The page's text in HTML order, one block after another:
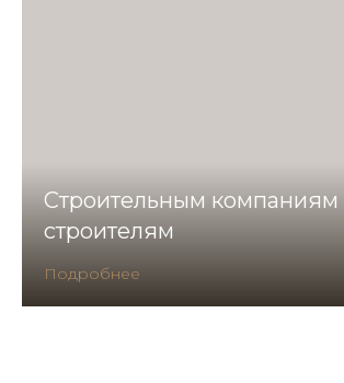
Строительным компаниям
строителям
Подробнее